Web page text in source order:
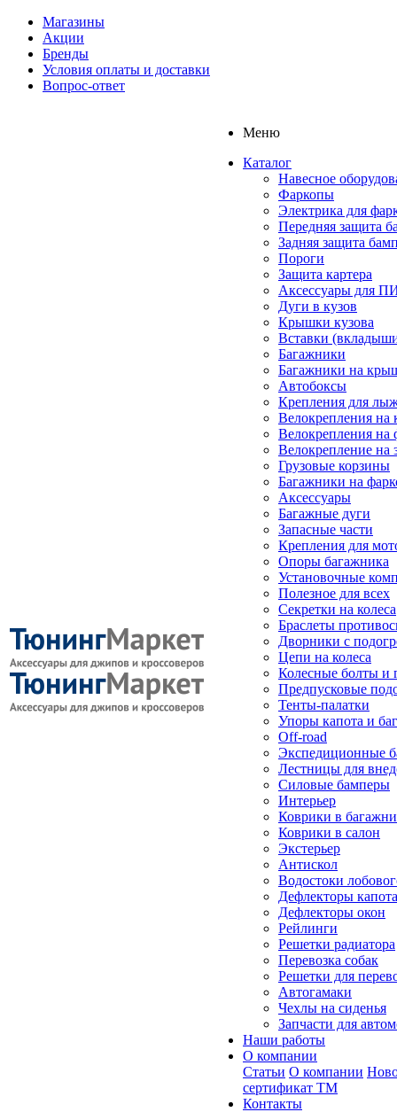
Магазины
Акции
Бренды
Условия оплаты и доставки
Вопрос-ответ
Меню
Каталог
Навесное
Фаркопы
Электрика для
Передняя защита
Задняя защита
Пороги
Защита картера
Аксессуары для
Дуги в кузов
Крышки кузова
Вставки
Багажники
Багажники на
Автобоксы
Крепления для
Велокрепления
Велокрепления на
Велокрепление на
Грузовые корзины
Багажники на
Аксессуары
Багажные дуги
Запасные части
Крепления для
Опоры багажника
Установочные
Полезное для всех
Секретки на колеса
Браслеты
Дворники с
Цепи на колеса
Колесные болты и
Предпусковые
Тенты-палатки
Упоры капота и
Off-road
Экспедиционные
Лестницы для
Силовые бамперы
Интерьер
Коврики в
Коврики в салон
Экстерьер
Антискол
Водостоки
Дефлекторы капота
Дефлекторы окон
Рейлинги
Решетки радиатора
Перевозка собак
Решетки для
Автогамаки
Чехлы на сиденья
Запчасти для
Наши работы
О компании
Статьи О компании
сертификат ТМ
Контакты